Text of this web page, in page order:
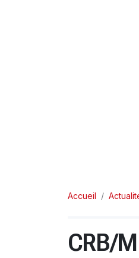
Accueil
CRB/